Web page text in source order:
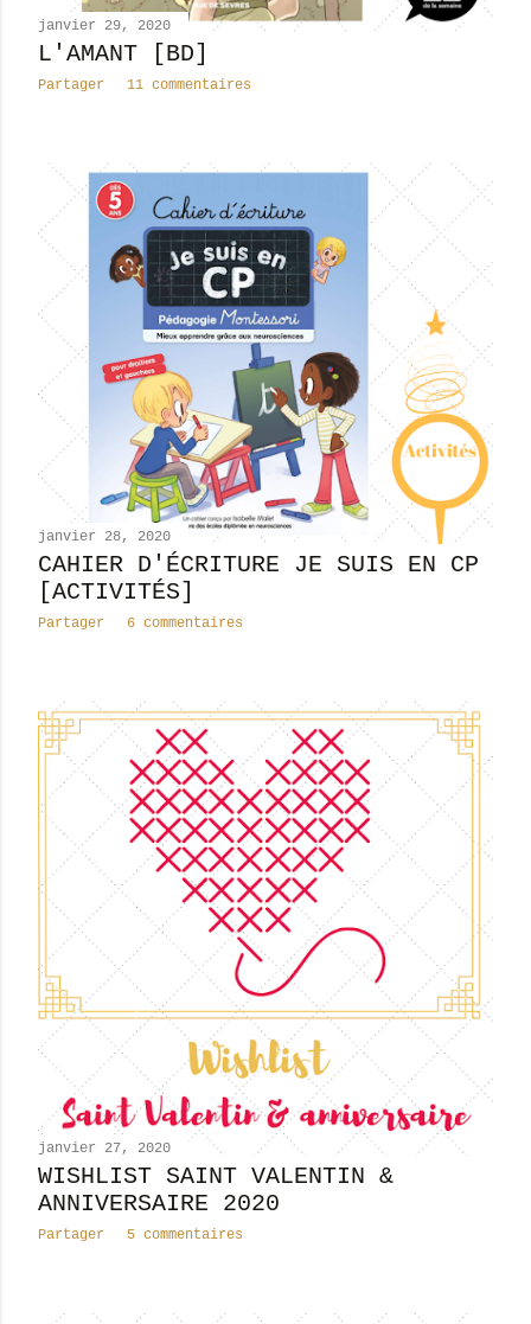
janvier 29, 2020
L'AMANT [BD]
Partager 11 commentaires
janvier 28, 2020
CAHIER D'ÉCRITURE JE SUIS EN CP
[ACTIVITÉS]
Partager 6 commentaires
janvier 27, 2020
WISHLIST SAINT VALENTIN &
ANNIVERSAIRE 2020
Partager 5 commentaires